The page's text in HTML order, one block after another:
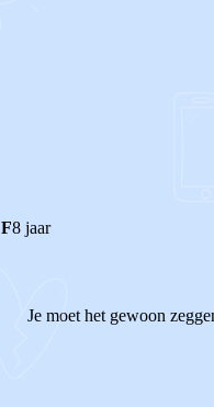
F8 jaar
Je moet het gewoon